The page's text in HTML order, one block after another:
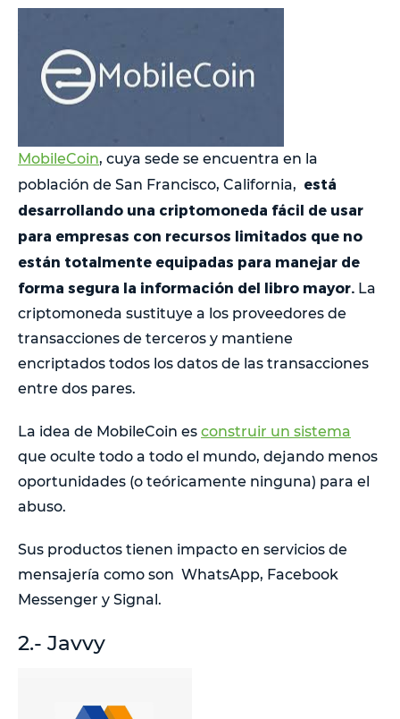
MobileCoin, cuya sede se encuentra en la
población de San Francisco, California, está
desarrollando una criptomoneda fácil de usar
para empresas con recursos limitados que no
están totalmente equipadas para manejar de
forma segura la información del libro mayor. La
criptomoneda sustituye a los proveedores de
transacciones de terceros y mantiene
encriptados todos los datos de las transacciones
entre dos pares.
La idea de MobileCoin es construir un sistema
que oculte todo a todo el mundo, dejando menos
oportunidades (o teóricamente ninguna) para el
abuso.
Sus productos tienen impacto en servicios de
mensajería como son WhatsApp, Facebook
Messenger y Signal.
2.- Javvy